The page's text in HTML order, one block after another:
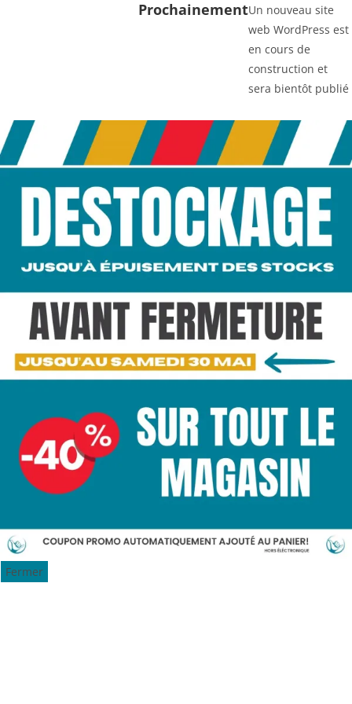
ProchainementUn nouveau site
web WordPress est
en cours de
construction et
sera bientôt publié
Fermer